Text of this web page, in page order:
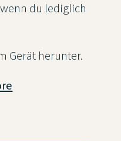
du lediglich
Gerät herunter.